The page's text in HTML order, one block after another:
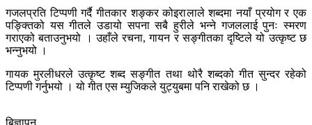
गजलप्रति टिप्पणी गर्दै गीतकार शङ्कर कोइरालाले शब्दमा नयाँ प्रयोग र एक
पङ्क्तिको यस गीतले उडायो सपना सबै हुरीले भन्ने गजललाई पुनः स्मरण
गराएको बताउनुभयो । उहाँले रचना, गायन र सङ्गीतका दृष्टिले यो उत्कृष्ट छ
भन्नुभयो ।
गायक मुरलीधरले उत्कृष्ट शब्द सङ्गीत तथा थोरै शब्दको गीत सुन्दर रहेको
टिप्पणी गर्नुभयो । यो गीत एस म्युजिकले युट्युबमा पनि राखेको छ ।
बिज्ञापन